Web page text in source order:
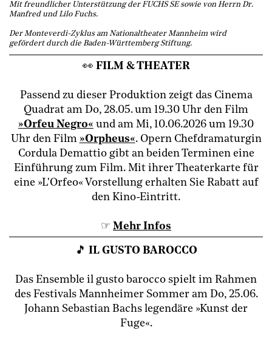
Mit freundlicher Unterstützung der FUCHS SE sowie von Herrn Dr.
Manfred und Lilo Fuchs.
Der Monteverdi-Zyklus am Nationaltheater Mannheim wird
gefördert durch die Baden-Württemberg Stiftung.
👀 FILM & THEATER
Passend zu dieser Produktion zeigt das Cinema
Quadrat am Do, 28.05. um 19.30 Uhr den Film
»Orfeu Negro« und am Mi, 10.06.2026 um 19.30
Uhr den Film »Orpheus«. Opern Chefdramaturgin
Cordula Demattio gibt an beiden Terminen eine
Einführung zum Film. Mit ihrer Theaterkarte für
eine »L'Orfeo« Vorstellung erhalten Sie Rabatt auf
den Kino-Eintritt.
☞ Mehr Infos
🎵 IL GUSTO BAROCCO
Das Ensemble il gusto barocco spielt im Rahmen
des Festivals Mannheimer Sommer am Do, 25.06.
Johann Sebastian Bachs legendäre »Kunst der
Fuge«.